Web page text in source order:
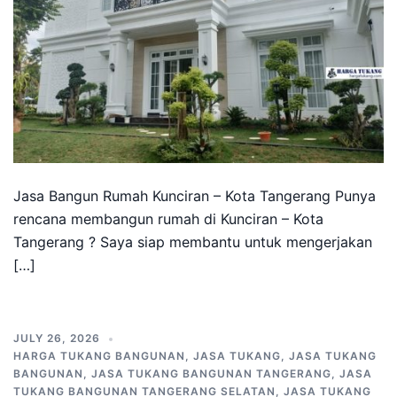
Jasa Bangun Rumah Kunciran – Kota Tangerang Punya
rencana membangun rumah di Kunciran – Kota
Tangerang ? Saya siap membantu untuk mengerjakan
[…]
JULY 26, 2026
HARGA TUKANG BANGUNAN , JASA TUKANG, JASA TUKANG
BANGUNAN , JASA TUKANG BANGUNAN TANGERANG, JASA
TUKANG BANGUNAN TANGERANG SELATAN , JASA TUKANG